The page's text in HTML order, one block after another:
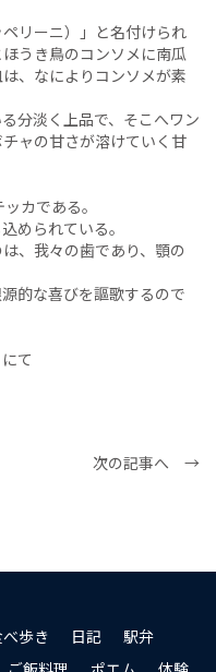
リーニ）」と名付けられ
うき鳥のコンソメに南瓜
、なによりコンソメが素
分淡く上品で、そこへワン
ャの甘さが溶けていく甘
カである。
められている。
、我々の歯であり、顎の
的な喜びを謳歌するので
て
次の記事へ →
歩き 日記
駅弁